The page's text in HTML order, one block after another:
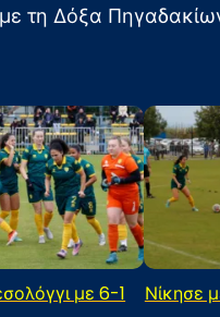
τη Δόξα
με 6-1 Νίκησε